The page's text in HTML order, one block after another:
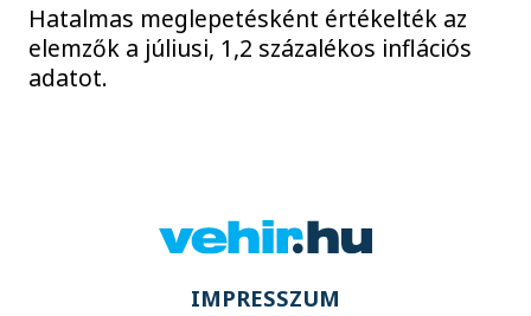
Hatalmas meglepetésként értékelték az
elemzők a júliusi, 1,2 százalékos inflációs
adatot.
IMPRESSZUM